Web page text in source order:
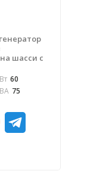
шасси с
60
75